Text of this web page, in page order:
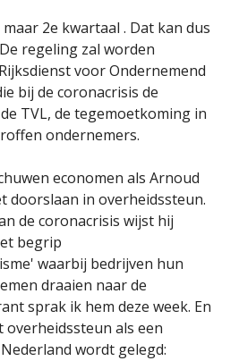
2e kwartaal . Dat kan dus
regeling zal worden
voor Ondernemend
bij de coronacrisis de
TVL, de tegemoetkoming in
ondernemers.
economen als Arnoud
doorslaan in overheidssteun.
de coronacrisis wijst hij
begrip
waarbij bedrijven hun
draaien naar de
sprak ik hem deze week. En
als een
wordt gelegd: